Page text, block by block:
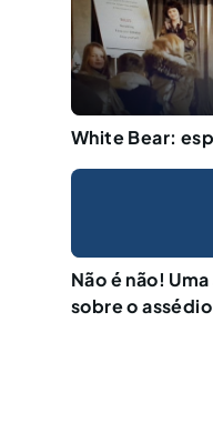
White Bear:
Não é não!
sobre o assédio